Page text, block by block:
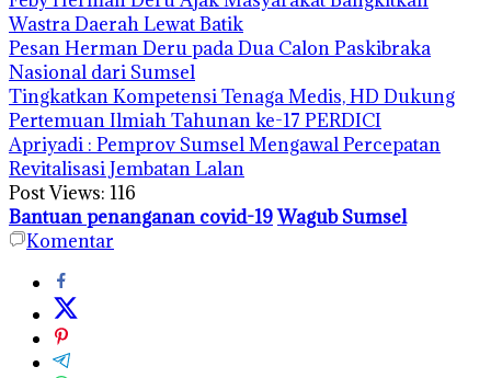
Wastra Daerah Lewat Batik
Pesan Herman Deru pada Dua Calon Paskibraka
Nasional dari Sumsel
Tingkatkan Kompetensi Tenaga Medis, HD Dukung
Pertemuan Ilmiah Tahunan ke-17 PERDICI
Apriyadi : Pemprov Sumsel Mengawal Percepatan
Revitalisasi Jembatan Lalan
Post Views: 116
Bantuan penanganan covid-19Wagub Sumsel
Komentar